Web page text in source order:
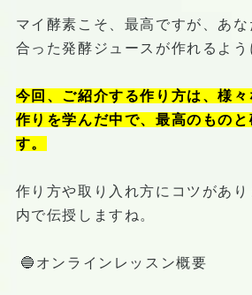
マイ酵素こそ、最高ですが、あ
合った発酵ジュースが作れるよう
今回、ご紹介する作り方は、様
作りを学んだ中で、最高のものと
す。
作り方や取り入れ方にコツがあ
内で伝授しますね。
🔵オンラインレッスン概要